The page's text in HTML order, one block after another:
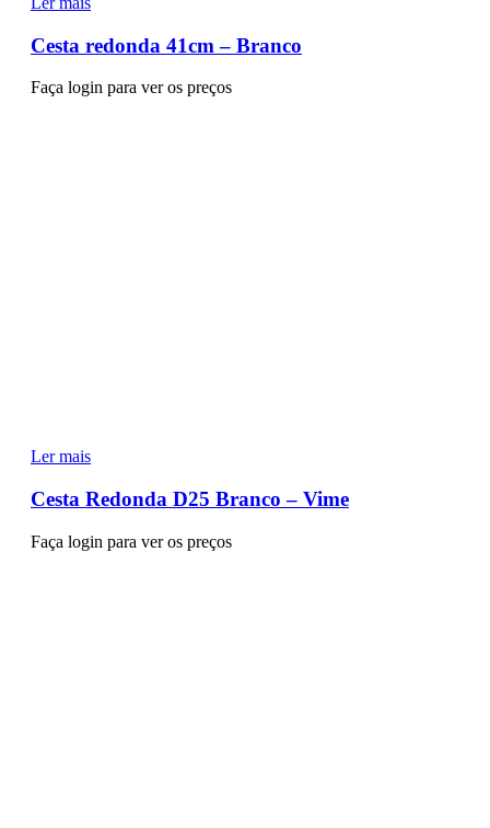
Cesta redonda 41cm – Branco
Faça login para ver os preços
Ler mais
Cesta Redonda D25 Branco – Vime
Faça login para ver os preços